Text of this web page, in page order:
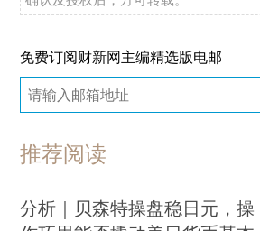
免费订阅财新网主编精选版电邮
推荐阅读
分析｜贝森特操盘稳日元，操